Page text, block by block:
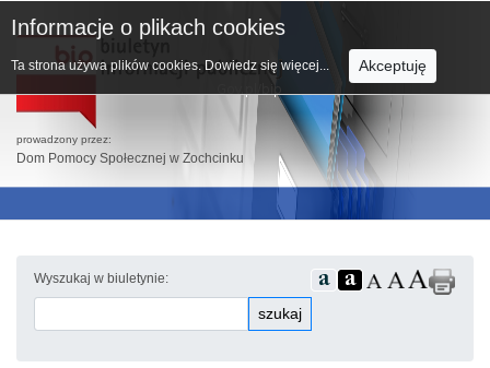
prowadzony przez:
Dom Pomocy Społecznej w Zochcinku
Wyszukaj w biuletynie:
szukaj
Informacje o plikach cookies
Ta strona używa plików cookies. Dowiedz się więcej... Akceptuję